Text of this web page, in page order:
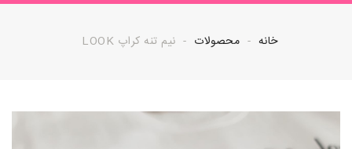
خانه محصولات نیم تنه کراپ LOOK